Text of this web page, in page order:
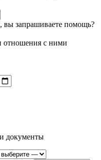
вы запрашиваете помощь?
с ними
документы